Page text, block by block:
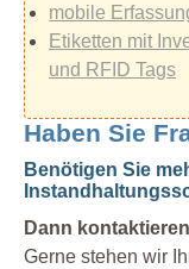
mobile
Etiketten mit
und RFID Tags
Haben Sie
Benötigen Sie
Dann
Gerne stehen wir